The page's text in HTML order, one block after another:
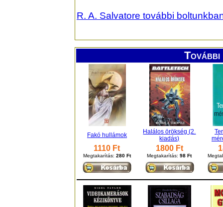
R. A. Salvatore további
Fakó hullámok
Halálos örökség (2.
kiadás)
1110 Ft
Megtakarítás: 280 Ft
1800 Ft
Megtakarítás:98 Ft